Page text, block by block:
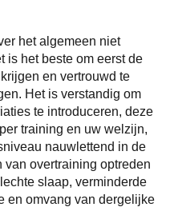
het algemeen niet
is het beste om eerst de
en vertrouwd te
Het is verstandig om
te introduceren, deze
training en uw welzijn,
nauwlettend in de
van overtraining optreden
slaap, verminderde
en omvang van dergelijke